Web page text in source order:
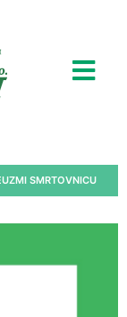
SMRTOVNICU